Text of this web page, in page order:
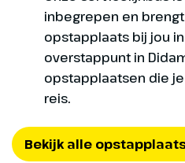
Vertrek
Na het
afscheid
We rijden
nacht in
inbegrepen en
opstapplaats bij jou
overstappunt in
opstapplaatsen die
reis.
Bekijk alle